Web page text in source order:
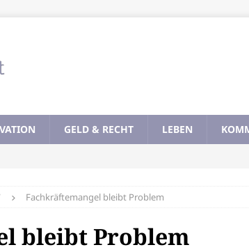
GELD & RECHT LEBEN
Fachkräftemangel bleibt Problem
bleibt Problem